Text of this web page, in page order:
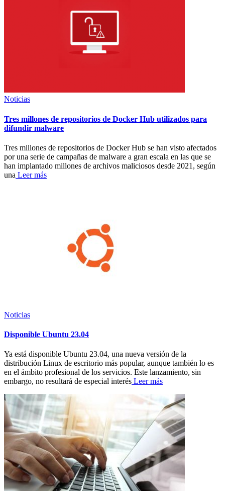
Noticias
Tres millones de repositorios de Docker Hub utilizados para
difundir malware
Tres millones de repositorios de Docker Hub se han visto afectados
por una serie de campañas de malware a gran escala en las que se
han implantado millones de archivos maliciosos desde 2021, según
una Leer más
Noticias
Disponible Ubuntu 23.04
Ya está disponible Ubuntu 23.04, una nueva versión de la
distribución Linux de escritorio más popular, aunque también lo es
en el ámbito profesional de los servicios. Este lanzamiento, sin
embargo, no resultará de especial interés Leer más